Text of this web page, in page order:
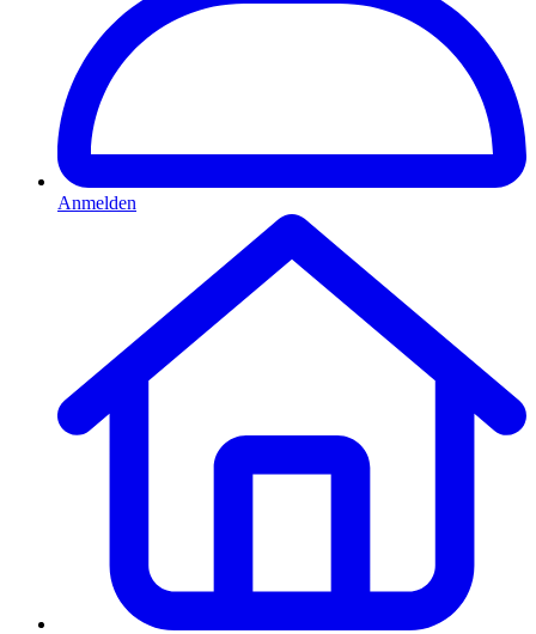
Anmelden